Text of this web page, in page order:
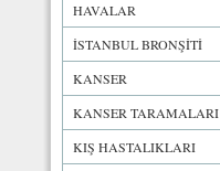
HAVALAR
İSTANBUL BRONŞİTİ
KANSER
KANSER TARAMALARI
KIŞ HASTALIKLARI